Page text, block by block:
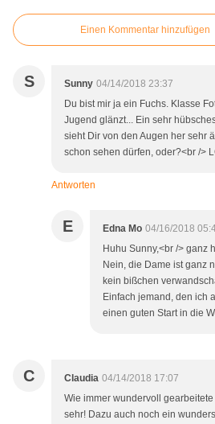
Einen Kommentar hinzufügen
S Sunny 04/14/2018 23:37
Du bist mir ja ein Fuchs. Klasse
Jugend glänzt... Ein sehr
sieht Dir von den Augen her sehr
schon sehen dürfen, oder?<br />
Antworten
E Edna Mo 04/16/2018
Huhu Sunny,<br /> ganz
Nein, die Dame ist ganz
kein bißchen
Einfach jemand, den ich
einen guten Start in die
C Claudia 04/14/2018 17:07
Wie immer wundervoll
sehr! Dazu auch noch ein